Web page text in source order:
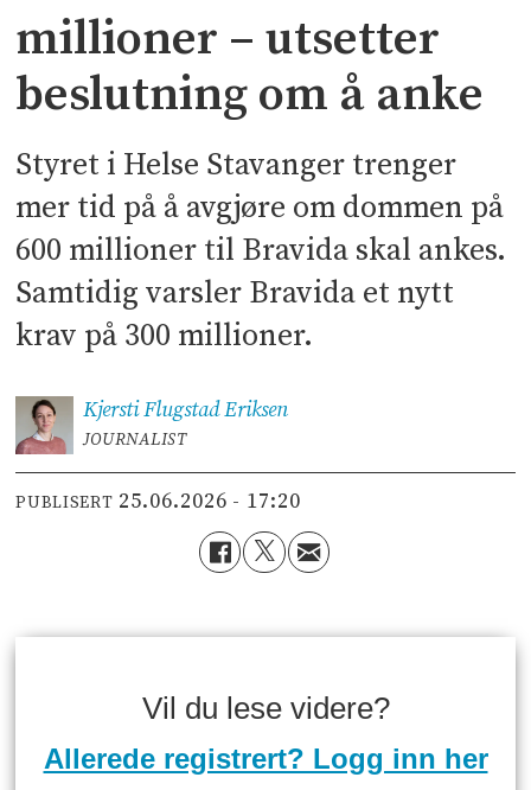
millioner – utsetter
beslutning om å anke
Styret i Helse Stavanger trenger
mer tid på å avgjøre om dommen på
600 millioner til Bravida skal ankes.
Samtidig varsler Bravida et nytt
krav på 300 millioner.
Kjersti FlugstadEriksen
JOURNALIST
PUBLISERT 25.06.2026 - 17:20
Vil du lese videre?
Allerede registrert? Logg inn her